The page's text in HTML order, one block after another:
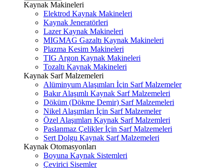
Kaynak Makineleri
Elektrod Kaynak Makineleri
Kaynak Jeneratörleri
Lazer Kaynak Makineleri
MIGMAG Gazaltı Kaynak Makineleri
Plazma Kesim Makineleri
TIG Argon Kaynak Makineleri
Tozaltı Kaynak Makineleri
Kaynak Sarf Malzemeleri
Alüminyum Alaşımları İçin Sarf Malzemeler
Bakır Alaşımlı Kaynak Sarf Malzemeleri
Döküm (Dökme Demir) Sarf Malzemeleri
Nikel Alaşımları İçin Sarf Malzemeler
Özel Alaşımları Kaynak Sarf Malzemleri
Paslanmaz Çelikler İçin Sarf Malzemeleri
Sert Dolgu Kaynak Sarf Malzemeleri
Kaynak Otomasyonları
Boyuna Kaynak Sistemleri
Çevirici Sisemler